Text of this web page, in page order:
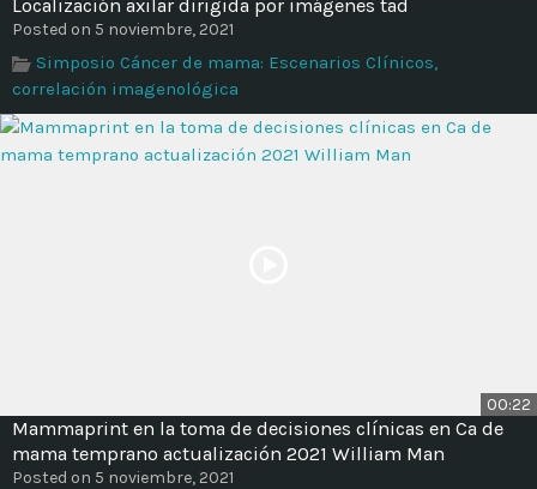
Localización axilar dirigida por imágenes tad
Posted on 5 noviembre, 2021
Simposio Cáncer de mama: Escenarios Clínicos,
correlación imagenológica
00:22
Mammaprint en la toma de decisiones clínicas en Ca de
mama temprano actualización 2021 William Man
Posted on 5 noviembre, 2021